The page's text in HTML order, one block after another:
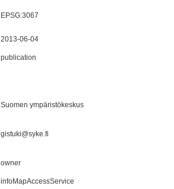
EPSG:3067
2013-06-04
publication
Suomen ympäristökeskus
gistuki@syke.fi
owner
infoMapAccessService